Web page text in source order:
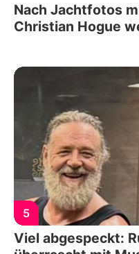
Nach Jachtfotos
Christian Hogue
5
Viel abgespeckt: